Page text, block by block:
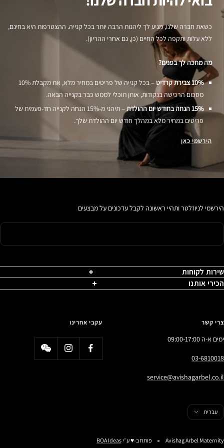
כשאת חברה שלנו, מגיע לך ליהנות הרבה יותר בכל קנייה. ההצטרפות היא בחינם,
ללא עלות ותקפה לכל החיים (כן, גם אחרי ההריון).
מה מחכה לך בפנים?
10% צבירת קרדיט
– בכל קנייה של פריטים במחיר מלא, את מקבלת 10%
מסכום הרכישה בנקודות, אותן תוכלי לממש כבר בקנייה הבאה.
15% הנחה בחודש יום ההולדת
– תיהני מ-15% הנחה לקנייה חד-פעמית של
פריטים במחיר מלא במהלך חודש יום ההולדת שלך.
הירשמי כאן
הירשמי לניוזלטר ותהיי ראשונה לקבל עדכונים על מבצעים
שירות לקוחות
הכירי אותנו
צרי קשר
ימים א-ה 09:00-17:00
03-6810018
service@avishagarbel.co.il
עקבי אחרינו
שפהעברית
Avishag Arbel Maternity פותח ב-♥️ ע״יBOA Ideas